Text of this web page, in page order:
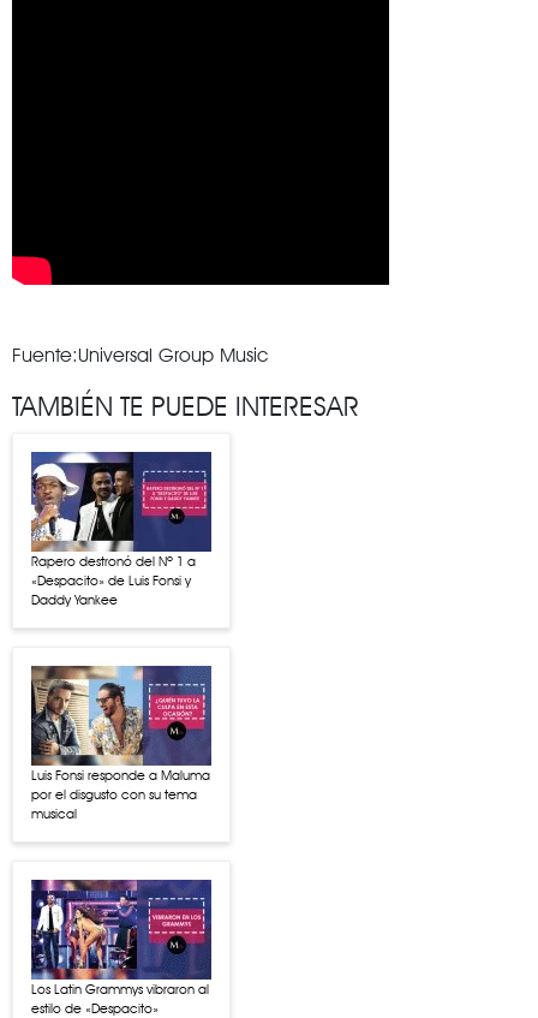
Fuente:Universal Group Music
TAMBIÉN TE PUEDE INTERESAR
Rapero destronó del Nº 1 a
«Despacito» de Luis Fonsi y
Daddy Yankee
Luis Fonsi responde a Maluma
por el disgusto con su tema
musical
Los Latin Grammys vibraron al
estilo de «Despacito»